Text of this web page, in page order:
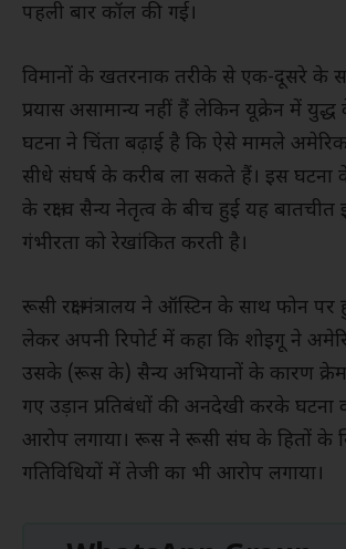
पहली बार कॉल की गई।
विमानों के खतरनाक तरीके से एक-दूसरे के
प्रयास असामान्य नहीं हैं लेकिन यूक्रेन में
घटना ने चिंता बढ़ाई है कि ऐसे मामले
सीधे संघर्ष के करीब ला सकते हैं। इस घटना
के रक्षा व सैन्य नेतृत्व के बीच हुई यह
गंभीरता को रेखांकित करती है।
रूसी रक्षा मंत्रालय ने ऑस्टिन के साथ फोन
लेकर अपनी रिपोर्ट में कहा कि शोइगू ने
उसके (रूस के) सैन्य अभियानों के कारण
गए उड़ान प्रतिबंधों की अनदेखी करके घटना
आरोप लगाया। रूस ने रूसी संघ के हितों के
गतिविधियों में तेजी का भी आरोप लगाया।